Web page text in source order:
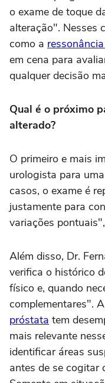
o exame de toque
alteração". Nesses
como a
em cena para
qualquer decisão
Qual é o próximo
alterado?
O primeiro e mais
urologista para
casos, o exame é
justamente para
variações
Além disso, Dr.
verifica o histórico
físico e, quando
complementares". A
próstata tem
mais relevante
identificar áreas
antes de se cogitar